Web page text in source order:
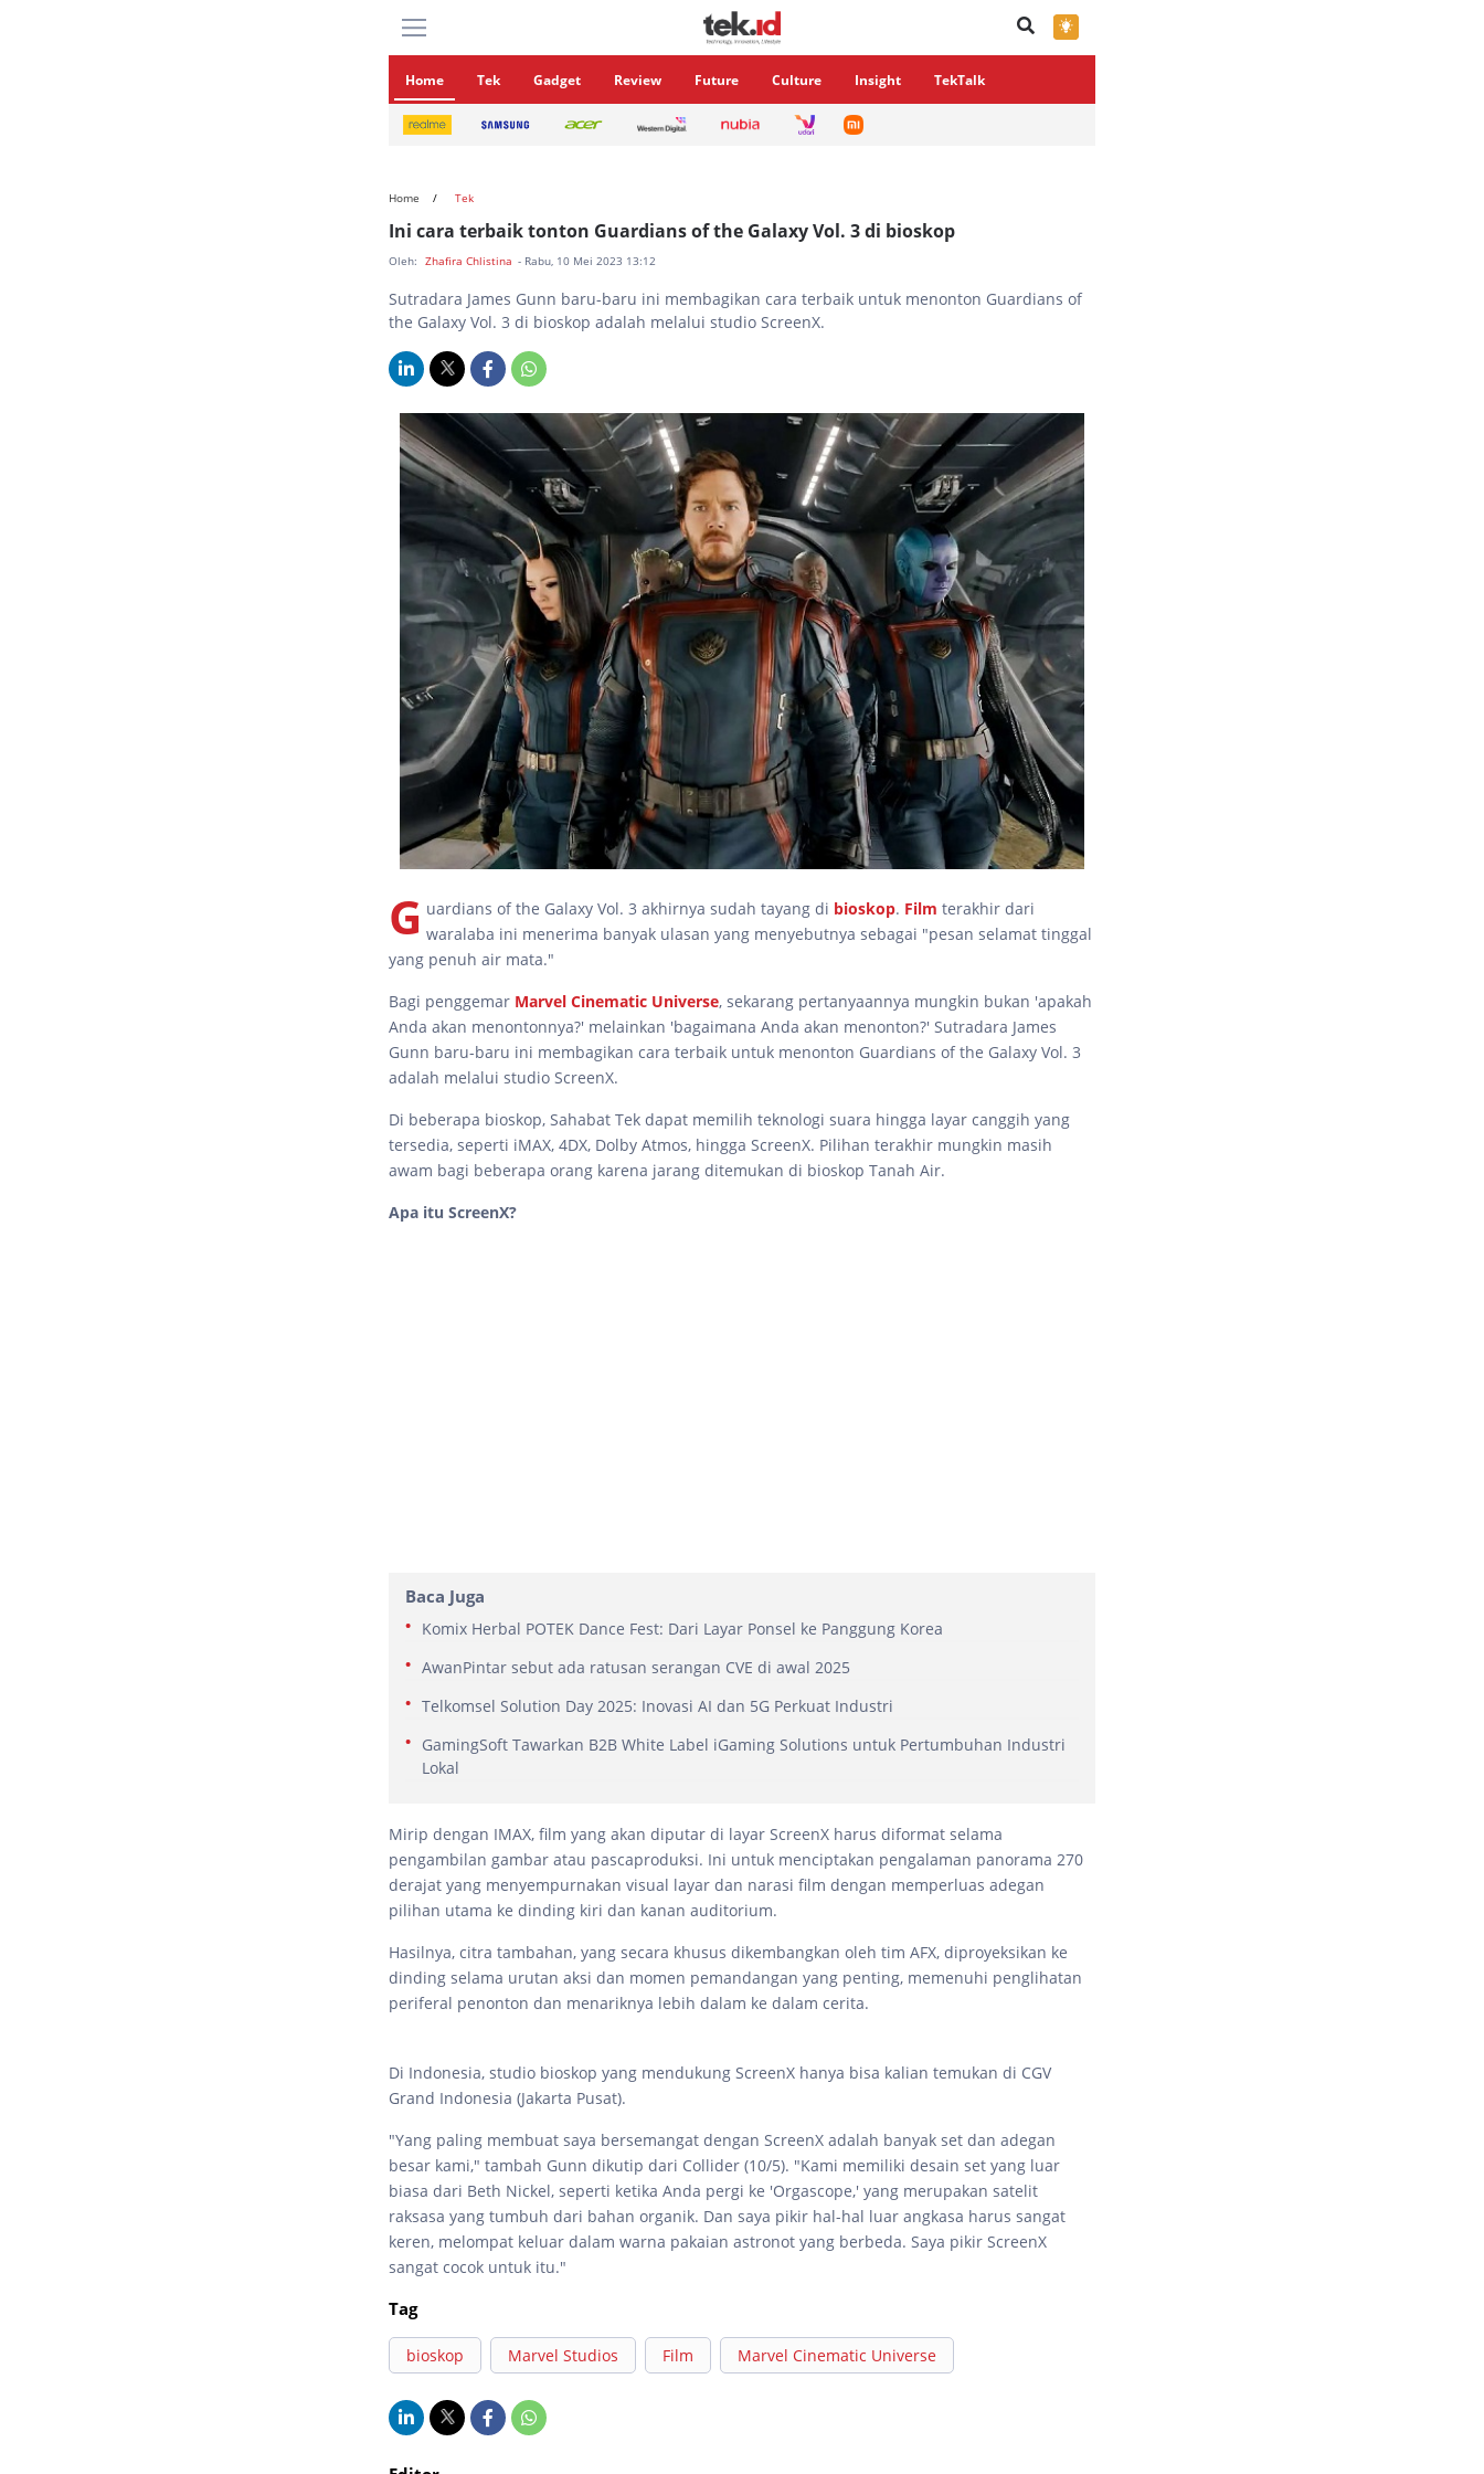
×
Home Tek Gadget Review Future Culture Insight TekTalk
Home Tek
Ini cara terbaik tonton Guardians of the Galaxy Vol. 3 di bioskop
Oleh: Zhafira Chlistina - Rabu, 10 Mei 2023 13:12
Sutradara James Gunn baru-baru ini membagikan cara terbaik untuk menonton Guardians of
the Galaxy Vol. 3 di bioskop adalah melalui studio ScreenX.
G uardians of the Galaxy Vol. 3 akhirnya sudah tayang di bioskop. Film terakhir dari
waralaba ini menerima banyak ulasan yang menyebutnya sebagai "pesan selamat tinggal
yang penuh air mata."
Bagi penggemar Marvel Cinematic Universe, sekarang pertanyaannya mungkin bukan 'apakah
Anda akan menontonnya?' melainkan 'bagaimana Anda akan menonton?' Sutradara James
Gunn baru-baru ini membagikan cara terbaik untuk menonton Guardians of the Galaxy Vol. 3
adalah melalui studio ScreenX.
Di beberapa bioskop, Sahabat Tek dapat memilih teknologi suara hingga layar canggih yang
tersedia, seperti iMAX, 4DX, Dolby Atmos, hingga ScreenX. Pilihan terakhir mungkin masih
awam bagi beberapa orang karena jarang ditemukan di bioskop Tanah Air.
Apa itu ScreenX?
Baca Juga
Komix Herbal POTEK Dance Fest: Dari Layar Ponsel ke Panggung Korea
AwanPintar sebut ada ratusan serangan CVE di awal 2025
Telkomsel Solution Day 2025: Inovasi AI dan 5G Perkuat Industri
GamingSoft Tawarkan B2B White Label iGaming Solutions untuk Pertumbuhan Industri
Lokal
Mirip dengan IMAX, film yang akan diputar di layar ScreenX harus diformat selama
pengambilan gambar atau pascaproduksi. Ini untuk menciptakan pengalaman panorama 270
derajat yang menyempurnakan visual layar dan narasi film dengan memperluas adegan
pilihan utama ke dinding kiri dan kanan auditorium.
Hasilnya, citra tambahan, yang secara khusus dikembangkan oleh tim AFX, diproyeksikan ke
dinding selama urutan aksi dan momen pemandangan yang penting, memenuhi penglihatan
periferal penonton dan menariknya lebih dalam ke dalam cerita.
Di Indonesia, studio bioskop yang mendukung ScreenX hanya bisa kalian temukan di CGV
Grand Indonesia (Jakarta Pusat).
"Yang paling membuat saya bersemangat dengan ScreenX adalah banyak set dan adegan
besar kami," tambah Gunn dikutip dari Collider (10/5). "Kami memiliki desain set yang luar
biasa dari Beth Nickel, seperti ketika Anda pergi ke 'Orgascope,' yang merupakan satelit
raksasa yang tumbuh dari bahan organik. Dan saya pikir hal-hal luar angkasa harus sangat
keren, melompat keluar dalam warna pakaian astronot yang berbeda. Saya pikir ScreenX
sangat cocok untuk itu."
Tag
bioskop Marvel Studios Film Marvel Cinematic Universe